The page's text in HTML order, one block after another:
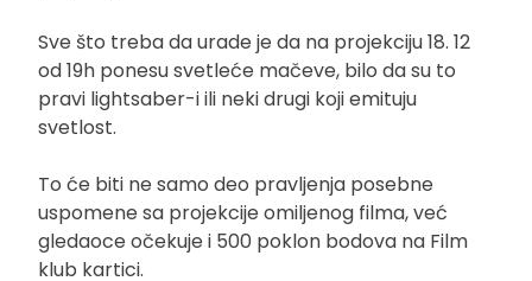
Sve što treba da urade je da na projekciju 18. 12
od 19h ponesu svetleće mačeve, bilo da su to
pravi lightsaber-i ili neki drugi koji emituju
svetlost.
To će biti ne samo deo pravljenja posebne
uspomene sa projekcije omiljenog filma, već
gledaoce očekuje i 500 poklon bodova na Film
klub kartici.